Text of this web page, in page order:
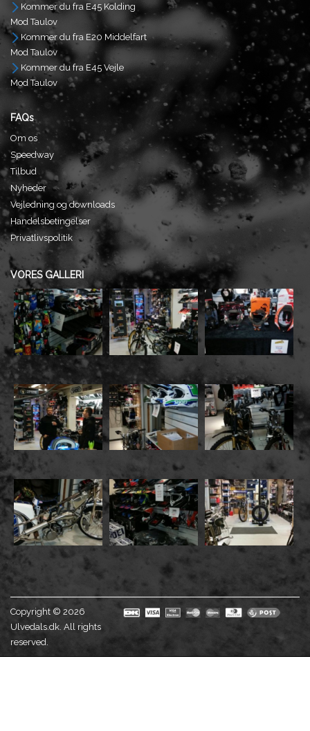
Kommer du fra E45 Kolding
Mod Taulov
Kommer du fra E20 Middelfart
Mod Taulov
Kommer du fra E45 Vejle
Mod Taulov
FAQs
Om os
Speedway
Tilbud
Nyheder
Vejledning og downloads
Handelsbetingelser
Privatlivspolitik
VORES GALLERI
Copyright © 2026
Ulvedals.dk. All rights
reserved.